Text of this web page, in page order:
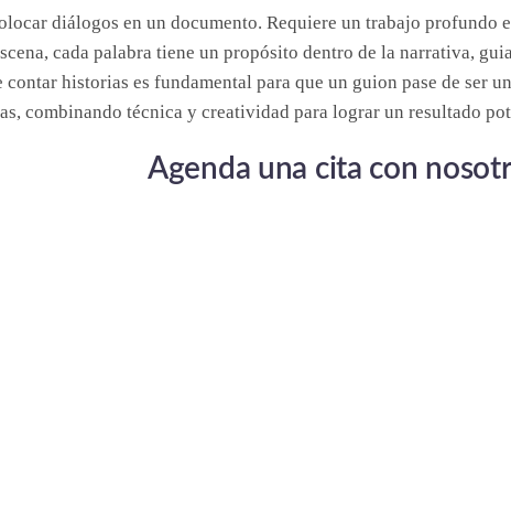
diálogos en un documento. Requiere un trabajo
cada palabra tiene un propósito dentro de la narrativa,
historias es fundamental para que un guion pase de ser
combinando técnica y creatividad para lograr un resultado
Agenda una cita con